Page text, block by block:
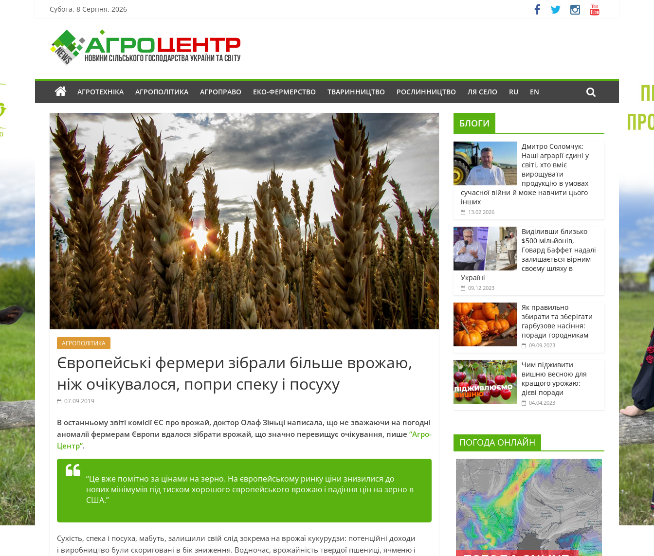
Субота, 8 Серпня, 2026
АГРОТЕХНІКА АГРОПОЛІТИКА АГРОПРАВО ЕКО-ФЕРМЕРСТВО ТВАРИННИЦТВО РОСЛИННИЦТВО ЛЯ СЕЛО RU EN
АГРОПОЛІТИКА
Європейські фермери зібрали більше врожаю,
ніж очікувалося, попри спеку і посуху
07.09.2019
В останньому звіті комісії ЄС про врожай, доктор Олаф Зіньці написала, що не зважаючи на погодні
аномалії фермерам Європи вдалося зібрати врожай, що значно перевищує очікування, пише “Агро-
Центр”.
“Це вже помітно за цінами на зерно. На європейському ринку ціни знизилися до
нових мінімумів під тиском хорошого європейського врожаю і падіння цін на зерно в
США.”
Сухість, спека і посуха, мабуть, залишили свій слід зокрема на врожаї кукурудзи: потенційні доходи
і виробництво були скориговані в бік зниження. Водночас, врожайність твердої пшениці, ячменю і
БЛОГИ
Дмитро Соломчук:
Наші аграрії єдині у
світі, хто вміє
вирощувати
продукцію в умовах
сучасної війни й може навчити цього
інших
13.02.2026
Виділивши близько
$500 мільйонів,
Говард Баффет надалі
залишається вірним
своєму шляху в
Україні
09.12.2023
Як правильно
збирати та зберігати
гарбузове насіння:
поради городникам
09.09.2023
Чим підживити
вишню весною для
кращого урожаю:
дієві поради
04.04.2023
ПОГОДА ОНЛАЙН